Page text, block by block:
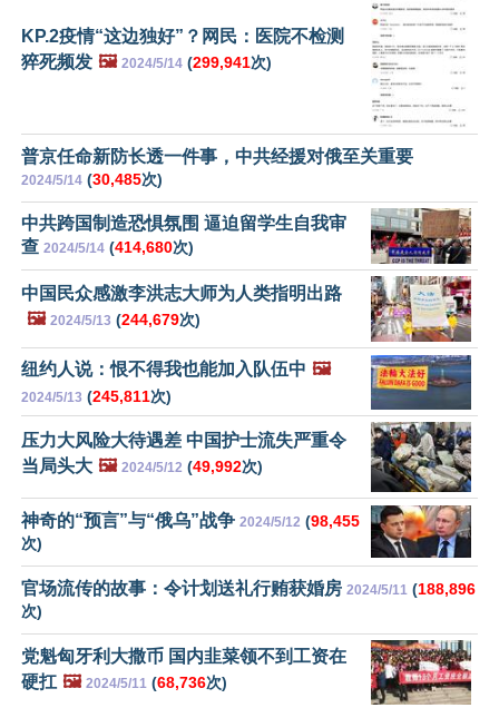
KP.2疫情“这边独好”？网民：医院不检测
猝死频发 🖼️ 2024/5/14 (299,941次)
普京任命新防长透一件事，中共经援对俄至关重要
2024/5/14 (30,485次)
中共跨国制造恐惧氛围 逼迫留学生自我审
查 2024/5/14 (414,680次)
中国民众感激李洪志大师为人类指明出路
🖼️ 2024/5/13 (244,679次)
纽约人说：恨不得我也能加入队伍中 🖼️
2024/5/13 (245,811次)
压力大风险大待遇差 中国护士流失严重令
当局头大 🖼️ 2024/5/12 (49,992次)
神奇的“预言”与“俄乌”战争 2024/5/12 (98,455
次)
官场流传的故事：令计划送礼行贿获婚房 2024/5/11 (188,896
次)
党魁匈牙利大撒币 国内韭菜领不到工资在
硬扛 🖼️ 2024/5/11 (68,736次)